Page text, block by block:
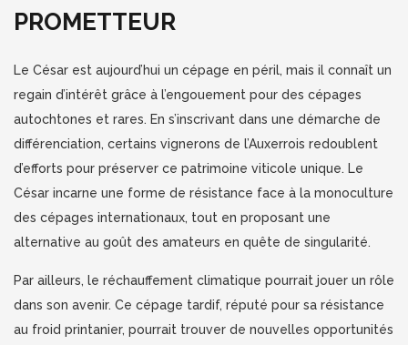
PROMETTEUR
Le César est aujourd’hui un cépage en péril, mais il connaît un
regain d’intérêt grâce à l’engouement pour des cépages
autochtones et rares. En s’inscrivant dans une démarche de
différenciation, certains vignerons de l’Auxerrois redoublent
d’efforts pour préserver ce patrimoine viticole unique. Le
César incarne une forme de résistance face à la monoculture
des cépages internationaux, tout en proposant une
alternative au goût des amateurs en quête de singularité.
Par ailleurs, le réchauffement climatique pourrait jouer un rôle
dans son avenir. Ce cépage tardif, réputé pour sa résistance
au froid printanier, pourrait trouver de nouvelles opportunités